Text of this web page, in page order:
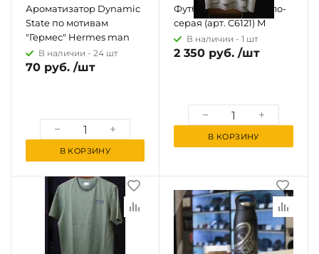
Ароматизатор Dynamic
State по мотивам
"Гермес" Hermes man
В наличии - 24 шт
70 руб. /шт
В КОРЗИНУ
Футболка JAKO светло-
серая (арт. C6121) M
В наличии - 1 шт
2 350 руб. /шт
В КОРЗИНУ